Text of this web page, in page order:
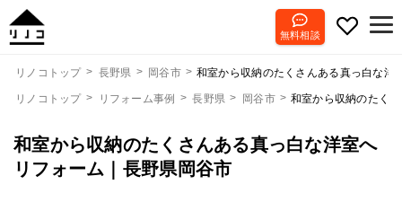
無料相談
リノコトップ 長野県 岡谷市 和室から収納のたくさんある真っ白な洋
リノコトップ リフォーム事例 長野県 岡谷市 和室から収納のたく
和室から収納のたくさんある真っ白な洋室へ
リフォーム｜長野県岡谷市